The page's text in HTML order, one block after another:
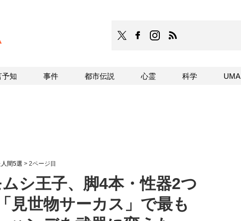
TOCANAのFacebookはこちら
TOCANAのinstagramはこちら
間5選 > 2ページ目
シ王子、脚4本・性器2つ
見世物サーカス」で最も
予知 事件 都市伝説 心霊 科学 UMA